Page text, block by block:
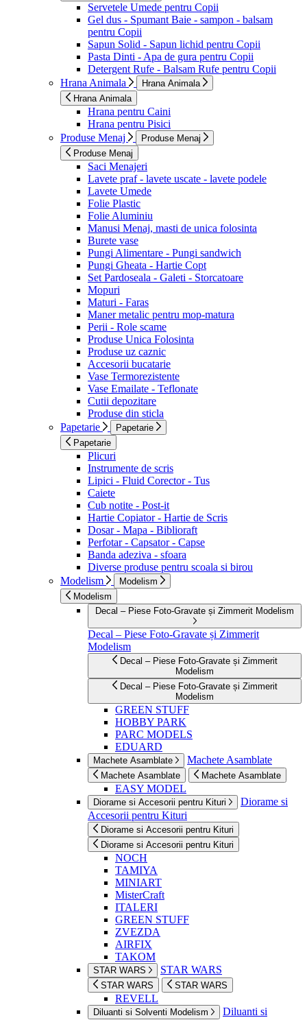
Servetele Umede pentru Copii
Gel dus - Spumant Baie - sampon - balsam
pentru Copii
Sapun Solid - Sapun lichid pentru Copii
Pasta Dinti - Apa de gura pentru Copii
Detergent Rufe - Balsam Rufe pentru Copii
Hrana Animala
Hrana Animala
Hrana Animala
Hrana pentru Caini
Hrana pentru Pisici
Produse Menaj
Produse Menaj
Produse Menaj
Saci Menajeri
Lavete praf - lavete uscate - lavete podele
Lavete Umede
Folie Plastic
Folie Aluminiu
Manusi Menaj, masti de unica folosinta
Burete vase
Pungi Alimentare - Pungi sandwich
Pungi Gheata - Hartie Copt
Set Pardoseala - Galeti - Storcatoare
Mopuri
Maturi - Faras
Maner metalic pentru mop-matura
Perii - Role scame
Produse Unica Folosinta
Produse uz caznic
Accesorii bucatarie
Vase Termorezistente
Vase Emailate - Teflonate
Cutii depozitare
Produse din sticla
Papetarie
Papetarie
Papetarie
Plicuri
Instrumente de scris
Lipici - Fluid Corector - Tus
Caiete
Cub notite - Post-it
Hartie Copiator - Hartie de Scris
Dosar - Mapa - Biblioraft
Perfotar - Capsator - Capse
Banda adeziva - sfoara
Diverse produse pentru scoala si birou
Modelism
Modelism
Modelism
Decal – Piese Foto-Gravate și Zimmerit Modelism
Decal – Piese Foto-Gravate și Zimmerit
Modelism
Decal – Piese Foto-Gravate și Zimmerit
Modelism
Decal – Piese Foto-Gravate și Zimmerit
Modelism
GREEN STUFF
HOBBY PARK
PARC MODELS
EDUARD
Machete Asamblate Machete Asamblate
Machete Asamblate Machete Asamblate
EASY MODEL
Diorame si Accesorii pentru Kituri
Diorame si
Accesorii pentru Kituri
Diorame si Accesorii pentru Kituri
Diorame si Accesorii pentru Kituri
NOCH
TAMIYA
MINIART
MisterCraft
ITALERI
GREEN STUFF
ZVEZDA
AIRFIX
TAKOM
STAR WARS STAR WARS
STAR WARS STAR WARS
REVELL
Diluanti si Solventi Modelism
Diluanti si